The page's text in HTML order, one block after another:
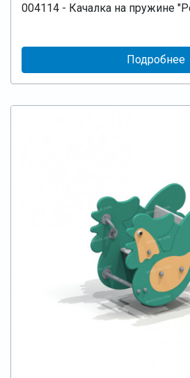
004114 - Качалка на пружине
Подробнее